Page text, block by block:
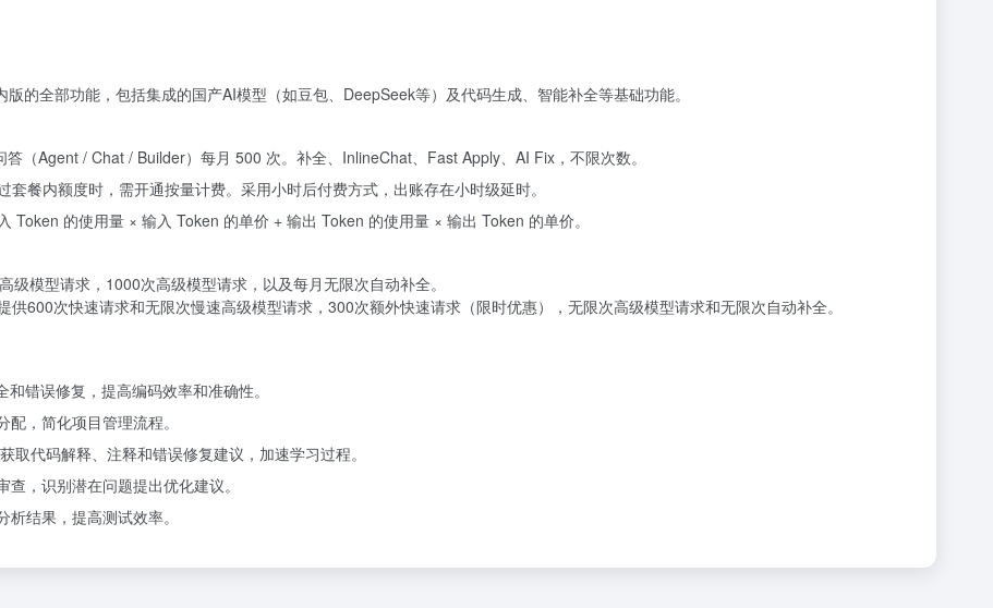
的全部功能，包括集成的国产AI模型（如豆包、DeepSeek等）及代码生成、智能补全等基础功能。
答（Agent / Chat / Builder）每月 500 次。 补全、InlineChat、Fast Apply、AI Fix，不限次数。
餐内额度时，需开通按量计费。采用小时后付费方式，出账存在小时级延时。
Token 的使用量 × 输入 Token 的单价 + 输出 Token 的使用量 × 输出 Token 的单价。
模型请求，1000次高级模型请求，以及每月无限次自动补全。
600次快速请求和无限次慢速高级模型请求，300次额外快速请求（限时优惠），无限次高级模型请求和无限次自动补全。
错误修复，提高编码效率和准确性。
，简化项目管理流程。
代码解释、注释和错误修复建议，加速学习过程。
，识别潜在问题提出优化建议。
结果，提高测试效率。